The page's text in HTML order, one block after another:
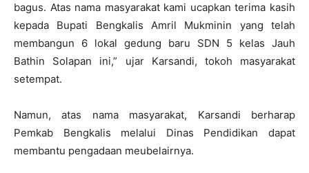
bagus. Atas nama masyarakat kami ucapkan terima kasih
kepada Bupati Bengkalis Amril Mukminin yang telah
membangun 6 lokal gedung baru SDN 5 kelas Jauh
Bathin Solapan ini,” ujar Karsandi, tokoh masyarakat
setempat.
Namun, atas nama masyarakat, Karsandi berharap
Pemkab Bengkalis melalui Dinas Pendidikan dapat
membantu pengadaan meubelairnya.